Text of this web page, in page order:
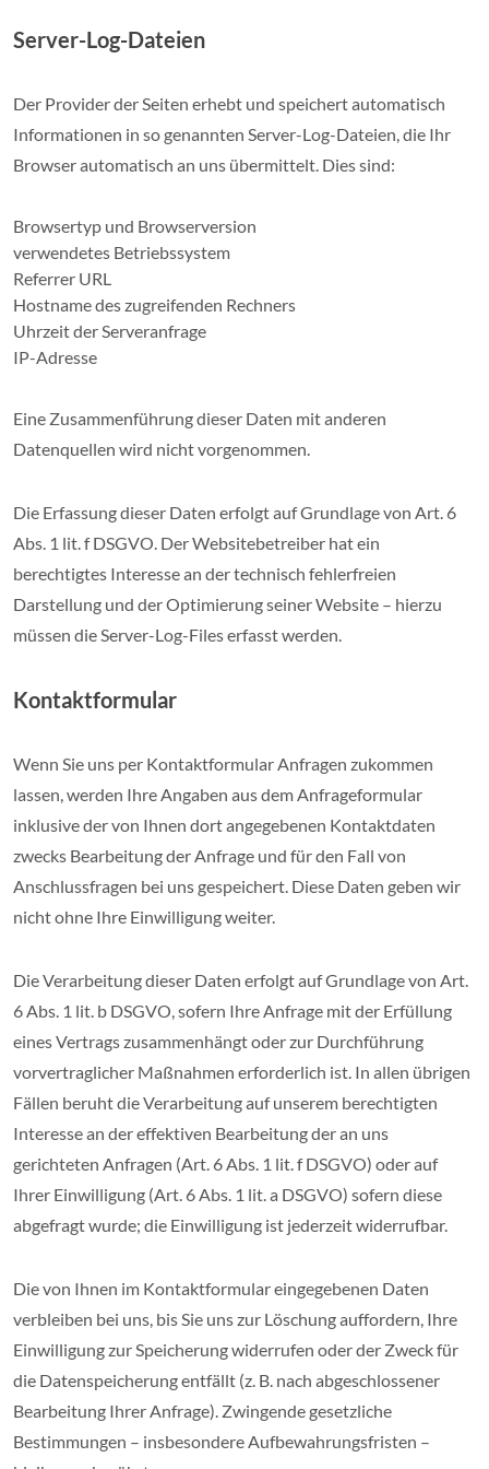
Server-Log-Dateien
Der Provider der Seiten erhebt und speichert automatisch
Informationen in so genannten Server-Log-Dateien, die Ihr
Browser automatisch an uns übermittelt. Dies sind:
Browsertyp und Browserversion
verwendetes Betriebssystem
Referrer URL
Hostname des zugreifenden Rechners
Uhrzeit der Serveranfrage
IP-Adresse
Eine Zusammenführung dieser Daten mit anderen
Datenquellen wird nicht vorgenommen.
Die Erfassung dieser Daten erfolgt auf Grundlage von Art. 6
Abs. 1 lit. f DSGVO. Der Websitebetreiber hat ein
berechtigtes Interesse an der technisch fehlerfreien
Darstellung und der Optimierung seiner Website – hierzu
müssen die Server-Log-Files erfasst werden.
Kontaktformular
Wenn Sie uns per Kontaktformular Anfragen zukommen
lassen, werden Ihre Angaben aus dem Anfrageformular
inklusive der von Ihnen dort angegebenen Kontaktdaten
zwecks Bearbeitung der Anfrage und für den Fall von
Anschlussfragen bei uns gespeichert. Diese Daten geben wir
nicht ohne Ihre Einwilligung weiter.
Die Verarbeitung dieser Daten erfolgt auf Grundlage von Art.
6 Abs. 1 lit. b DSGVO, sofern Ihre Anfrage mit der Erfüllung
eines Vertrags zusammenhängt oder zur Durchführung
vorvertraglicher Maßnahmen erforderlich ist. In allen übrigen
Fällen beruht die Verarbeitung auf unserem berechtigten
Interesse an der effektiven Bearbeitung der an uns
gerichteten Anfragen (Art. 6 Abs. 1 lit. f DSGVO) oder auf
Ihrer Einwilligung (Art. 6 Abs. 1 lit. a DSGVO) sofern diese
abgefragt wurde; die Einwilligung ist jederzeit widerrufbar.
Die von Ihnen im Kontaktformular eingegebenen Daten
verbleiben bei uns, bis Sie uns zur Löschung auffordern, Ihre
Einwilligung zur Speicherung widerrufen oder der Zweck für
die Datenspeicherung entfällt (z. B. nach abgeschlossener
Bearbeitung Ihrer Anfrage). Zwingende gesetzliche
Bestimmungen – insbesondere Aufbewahrungsfristen –